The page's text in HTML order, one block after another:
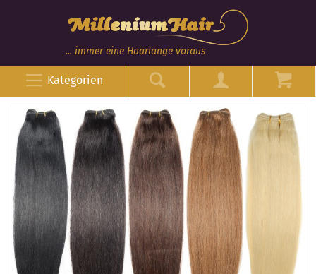
... immer eine Haarlänge voraus
Kategorien